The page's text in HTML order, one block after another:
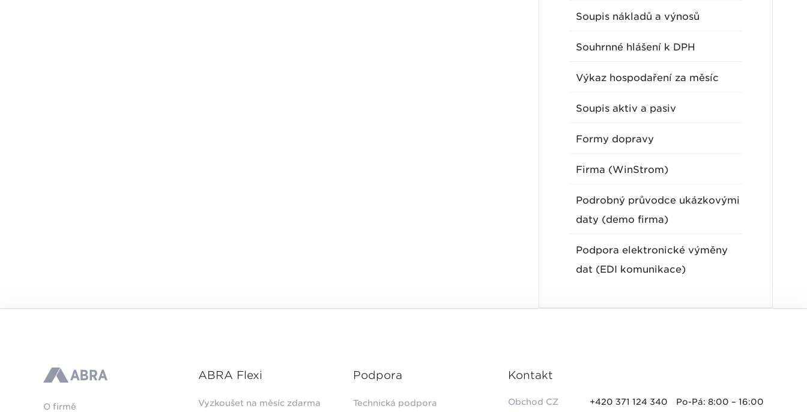
Soupis nákladů a výnosů
Souhrnné hlášení k DPH
Výkaz hospodaření za měsíc
Soupis aktiv a pasiv
Formy dopravy
Firma (WinStrom)
Podrobný průvodce ukázkovými
daty (demo firma)
Podpora elektronické výměny
dat (EDI komunikace)
ABRA
O firmě
ABRA Flexi
Vyzkoušet na měsíc zdarma
Podpora
Technická podpora
Kontakt
Obchod CZ +420 371 124 340 Po-Pá: 8:00 – 16:00